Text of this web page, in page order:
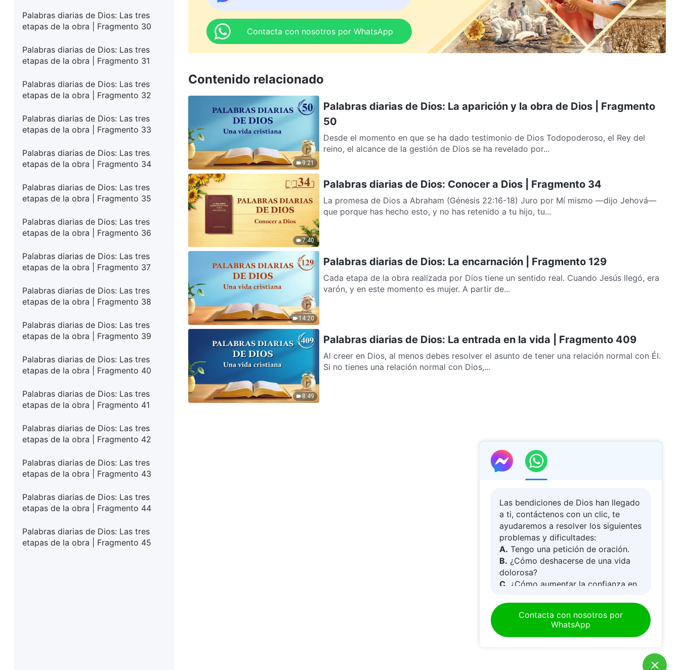
Palabras diarias de Dios: Las tres
etapas de la obra | Fragmento 30
Palabras diarias de Dios: Las tres
etapas de la obra | Fragmento 31
Palabras diarias de Dios: Las tres
etapas de la obra | Fragmento 32
Palabras diarias de Dios: Las tres
etapas de la obra | Fragmento 33
Palabras diarias de Dios: Las tres
etapas de la obra | Fragmento 34
Palabras diarias de Dios: Las tres
etapas de la obra | Fragmento 35
Palabras diarias de Dios: Las tres
etapas de la obra | Fragmento 36
Palabras diarias de Dios: Las tres
etapas de la obra | Fragmento 37
Palabras diarias de Dios: Las tres
etapas de la obra | Fragmento 38
Palabras diarias de Dios: Las tres
etapas de la obra | Fragmento 39
Palabras diarias de Dios: Las tres
etapas de la obra | Fragmento 40
Palabras diarias de Dios: Las tres
etapas de la obra | Fragmento 41
Palabras diarias de Dios: Las tres
etapas de la obra | Fragmento 42
Palabras diarias de Dios: Las tres
etapas de la obra | Fragmento 43
Palabras diarias de Dios: Las tres
etapas de la obra | Fragmento 44
Palabras diarias de Dios: Las tres
etapas de la obra | Fragmento 45
Contacta con nosotros por WhatsApp
Contenido relacionado
9:21
Palabras diarias de Dios: La aparición y la obra de Dios | Fragmento
50
Desde el momento en que se ha dado testimonio de Dios Todopoderoso, el Rey del
reino, el alcance de la gestión de Dios se ha revelado por...
7:40
Palabras diarias de Dios: Conocer a Dios | Fragmento 34
La promesa de Dios a Abraham (Génesis 22:16-18) Juro por Mí mismo —dijo Jehová—
que porque has hecho esto, y no has retenido a tu hijo, tu...
14:20
Palabras diarias de Dios: La encarnación | Fragmento 129
Cada etapa de la obra realizada por Dios tiene un sentido real. Cuando Jesús llegó, era
varón, y en este momento es mujer. A partir de...
8:49
Palabras diarias de Dios: La entrada en la vida | Fragmento 409
Al creer en Dios, al menos debes resolver el asunto de tener una relación normal con Él.
Si no tienes una relación normal con Dios,...
Las bendiciones de Dios han llegado
a ti, contáctenos con un clic, te
ayudaremos a resolver los siguientes
problemas y dificultades:
A. Tengo una petición de oración.
B. ¿Cómo deshacerse de una vida
dolorosa?
C. ¿Cómo aumentar la confianza en
D.
acercarse a Dios
¿Cómo acoger al Señor Jesús?
Contacta con nosotros por
WhatsApp